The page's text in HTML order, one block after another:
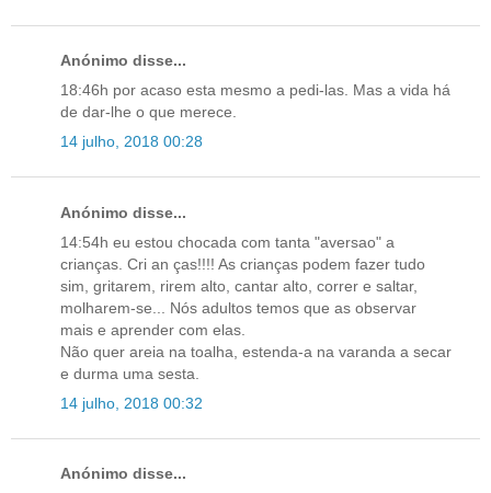
Anónimo disse...
18:46h por acaso esta mesmo a pedi-las. Mas a vida há
de dar-lhe o que merece.
14 julho, 2018 00:28
Anónimo disse...
14:54h eu estou chocada com tanta "aversao" a
crianças. Cri an ças!!!! As crianças podem fazer tudo
sim, gritarem, rirem alto, cantar alto, correr e saltar,
molharem-se... Nós adultos temos que as observar
mais e aprender com elas.
Não quer areia na toalha, estenda-a na varanda a secar
e durma uma sesta.
14 julho, 2018 00:32
Anónimo disse...